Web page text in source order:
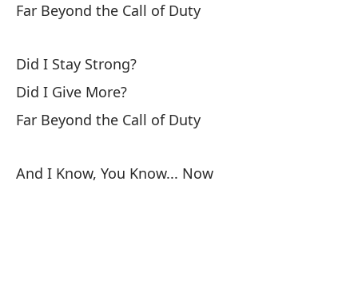
Far Beyond the Call of Duty
Did I Stay Strong?
Did I Give More?
Far Beyond the Call of Duty
And I Know, You Know... Now